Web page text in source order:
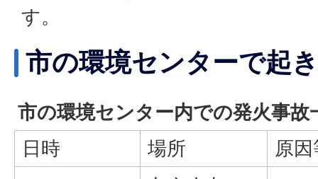
す。
市の環境センターで起
市の環境センター内での発火事故
日時
場所
原因